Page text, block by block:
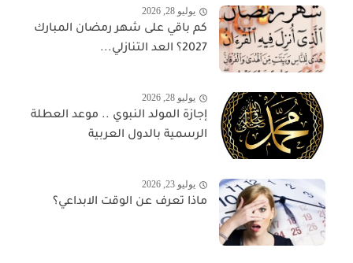
يوليو 28, 2026
كم باقي على شهر رمضان المبارك
2027؟ العد التنازلي...
يوليو 28, 2026
إجازة المولد النبوي .. موعد العطلة
الرسمية بالدول العربية
يوليو 23, 2026
ماذا تعرف عن الوقت الابداعي؟